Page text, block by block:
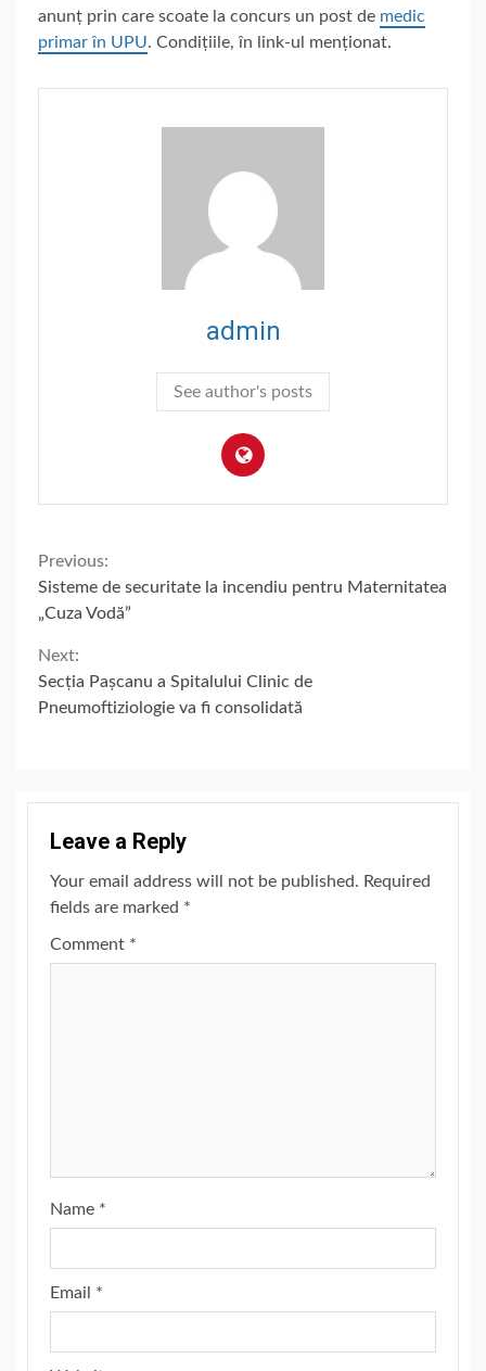
anunț prin care scoate la concurs un post de medic
primar în UPU. Condițiile, în link-ul menționat.
admin
See author's posts
Continue
Reading
Previous:
Sisteme de securitate la incendiu pentru Maternitatea
„Cuza Vodă”
Next:
Secția Pașcanu a Spitalului Clinic de
Pneumoftiziologie va fi consolidată
Leave a Reply
Your email address will not be published. Required
fields are marked *
Comment *
Name *
Email *